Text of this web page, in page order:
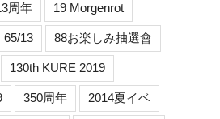
周年 19 Morgenrot
65/13 88お楽しみ抽選會
130th KURE 2019
350周年 2014夏イベ